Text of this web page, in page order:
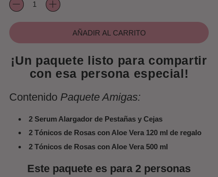
AÑADIR AL CARRITO
¡Un paquete listo para compartir
con esa persona especial!
Contenido Paquete Amigas:
2 Serum Alargador de Pestañas y Cejas
2 Tónicos de Rosas con Aloe Vera 120 ml de regalo
2 Tónicos de Rosas con Aloe Vera 500 ml
Este paquete es para 2 personas